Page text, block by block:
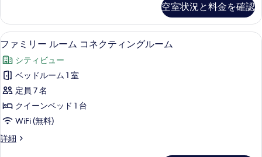
表
示
す
る
写
真
を
表
示
す
る
の
す
べ
て
の
写
真
を
表
ム
ル
ー
の
詳
空室状況と料金を確認
フ
ァ
ミ
リ
ー
ル
ー
ム
ファミリー ルーム コネクティング
1
ファミリー ルーム コネクティングルーム
シティビュー
ベッドルーム 1 室
定員 7 名
クイーンベッド 1 台
WiFi (無料)
詳細
フ